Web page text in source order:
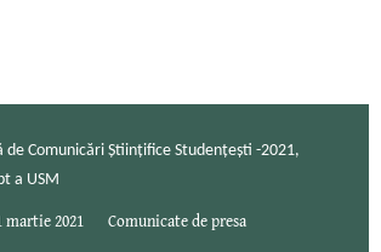
de Comunicări Științifice Studențești -2021,
a USM
martie 2021 Comunicate de presa